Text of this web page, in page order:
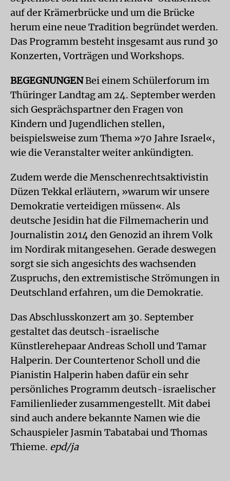
auf der Krämerbrücke und um die Brücke
herum eine neue Tradition begründet werden.
Das Programm besteht insgesamt aus rund 30
Konzerten, Vorträgen und Workshops.
BEGEGNUNGENBei einem Schülerforum im
Thüringer Landtag am 24. September werden
sich Gesprächspartner den Fragen von
Kindern und Jugendlichen stellen,
beispielsweise zum Thema »70 Jahre Israel«,
wie die Veranstalter weiter ankündigten.
Zudem werde die Menschenrechtsaktivistin
Düzen Tekkal erläutern, »warum wir unsere
Demokratie verteidigen müssen«. Als
deutsche Jesidin hat die Filmemacherin und
Journalistin 2014 den Genozid an ihrem Volk
im Nordirak mitangesehen. Gerade deswegen
sorgt sie sich angesichts des wachsenden
Zuspruchs, den extremistische Strömungen in
Deutschland erfahren, um die Demokratie.
Das Abschlusskonzert am 30. September
gestaltet das deutsch-israelische
Künstlerehepaar Andreas Scholl und Tamar
Halperin. Der Countertenor Scholl und die
Pianistin Halperin haben dafür ein sehr
persönliches Programm deutsch-israelischer
Familienlieder zusammengestellt. Mit dabei
sind auch andere bekannte Namen wie die
Schauspieler Jasmin Tabatabai und Thomas
Thieme. epd/ja